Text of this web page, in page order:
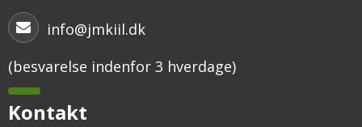
info@jmkiil.dk
(besvarelse indenfor 3 hverdage)
Kontakt